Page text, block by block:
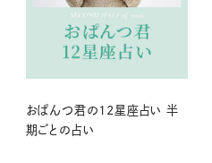
おぱんつ君の12星座占い 半
期ごとの占い